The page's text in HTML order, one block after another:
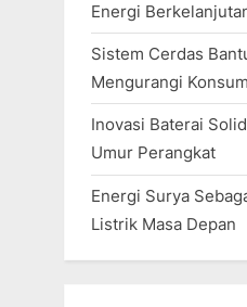
Energi
Sistem Cerdas
Mengurangi
Inovasi Baterai
Umur Perangkat
Energi Surya
Listrik Masa Depan